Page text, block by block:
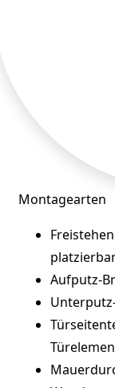
Montagearten
Aufputz-